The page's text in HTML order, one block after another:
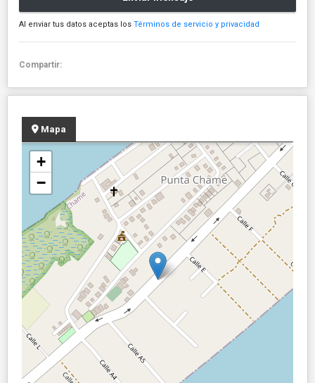
Al enviar tus datos aceptas los Términos de servicio y privacidad
Compartir:
Mapa
+
−